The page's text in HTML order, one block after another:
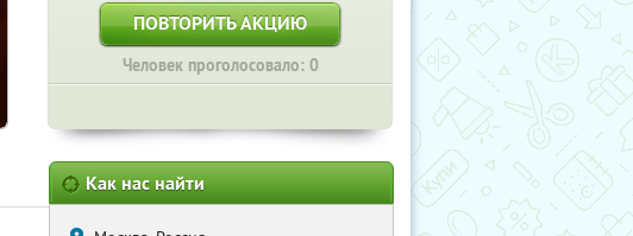
ПОВТОРИТЬ АКЦИЮ
Человек проголосовало: 0
Как нас найти